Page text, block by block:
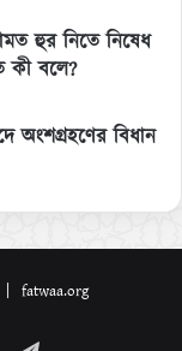
হুর নিতে নিষেধ
কী বলে?
অংশগ্রহণের বিধান
| fatwaa.org